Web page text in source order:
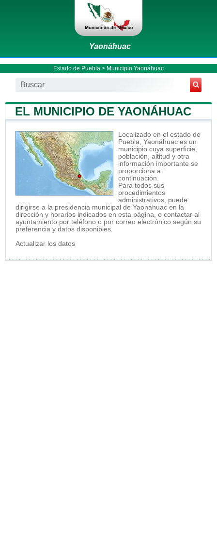
Yaonáhuac
Estado de Puebla > Municipio Yaonáhuac
EL MUNICIPIO DE YAONÁHUAC
Localizado en el estado de
Puebla, Yaonáhuac es un
municipio cuya superficie,
población, altitud y otra
información importante se
proporciona a
continuación.
Para todos sus
procedimientos
administrativos, puede
dirigirse a la presidencia municipal de Yaonáhuac en la
dirección y horarios indicados en esta página, o contactar al
ayuntamiento por teléfono o por correo electrónico según su
preferencia y datos disponibles.
Actualizar los datos